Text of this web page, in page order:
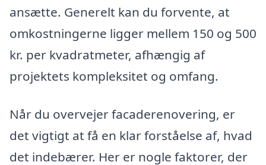
ansætte. Generelt kan du forvente, at
omkostningerne ligger mellem 150 og 500
kr. per kvadratmeter, afhængig af
projektets kompleksitet og omfang.
Når du overvejer facaderenovering, er
det vigtigt at få en klar forståelse af, hvad
det indebærer. Her er nogle faktorer, der